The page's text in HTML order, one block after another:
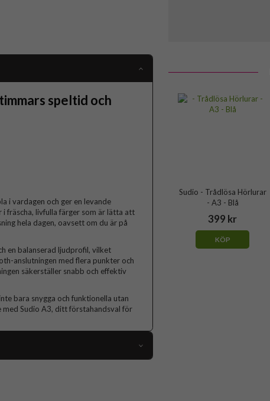
Sudio - Trådlösa Hörlurar
- A3 - Blå
399 kr
KÖP
speltid och
i vardagen och ger en levande
fräscha, livfulla färger som är lätta att
hela dagen, oavsett om du är på
en balanserad ljudprofil, vilket
anslutningen med flera punkter och
säkerställer snabb och effektiv
bara snygga och funktionella utan
med Sudio A3, ditt förstahandsval för